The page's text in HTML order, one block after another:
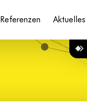
Referenzen Aktuelles